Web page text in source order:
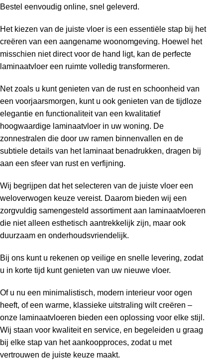
Bestel eenvoudig online, snel geleverd.
Het kiezen van de juiste vloer is een essentiële stap bij het
creëren van een aangename woonomgeving. Hoewel het
misschien niet direct voor de hand ligt, kan de perfecte
laminaatvloer een ruimte volledig transformeren.
Net zoals u kunt genieten van de rust en schoonheid van
een voorjaarsmorgen, kunt u ook genieten van de tijdloze
elegantie en functionaliteit van een kwalitatief
hoogwaardige laminaatvloer in uw woning. De
zonnestralen die door uw ramen binnenvallen en de
subtiele details van het laminaat benadrukken, dragen bij
aan een sfeer van rust en verfijning.
Wij begrijpen dat het selecteren van de juiste vloer een
weloverwogen keuze vereist. Daarom bieden wij een
zorgvuldig samengesteld assortiment aan laminaatvloeren
die niet alleen esthetisch aantrekkelijk zijn, maar ook
duurzaam en onderhoudsvriendelijk.
Bij ons kunt u rekenen op veilige en snelle levering, zodat
u in korte tijd kunt genieten van uw nieuwe vloer.
Of u nu een minimalistisch, modern interieur voor ogen
heeft, of een warme, klassieke uitstraling wilt creëren –
onze laminaatvloeren bieden een oplossing voor elke stijl.
Wij staan voor kwaliteit en service, en begeleiden u graag
bij elke stap van het aankoopproces, zodat u met
vertrouwen de juiste keuze maakt.